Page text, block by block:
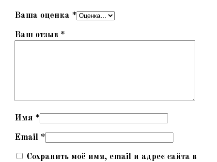
Ваша оценка *
Ваш отзыв *
Имя *
Email *
Сохранить моё имя, email и адрес сайта в